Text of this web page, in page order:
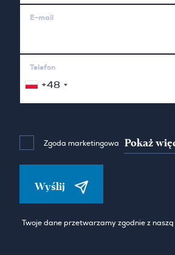
E-mail
Telefon
+48
Zgoda marketingowa Pokaż
Wyślij
Twoje dane przetwarzamy zgodnie z naszą